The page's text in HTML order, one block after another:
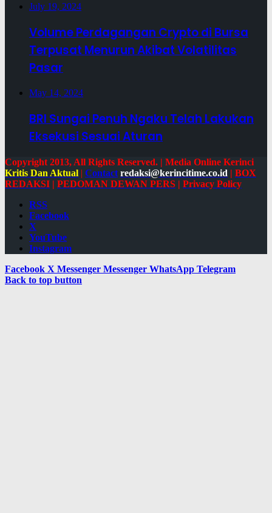
July 19, 2024
Volume Perdagangan Crypto di Bursa
Terpusat Menurun Akibat Volatilitas
Pasar
May 14, 2024
BRI Sungai Penuh Ngaku Telah Lakukan
Eksekusi Sesuai Aturan
Copyright 2013, All Rights Reserved. | Media Online Kerinci
Kritis Dan Aktual | Contact redaksi@kerincitime.co.id | BOX
REDAKSI | PEDOMAN DEWAN PERS | Privacy Policy
RSS
Facebook
X
YouTube
Instagram
Facebook X Messenger Messenger WhatsApp Telegram
Back to top button